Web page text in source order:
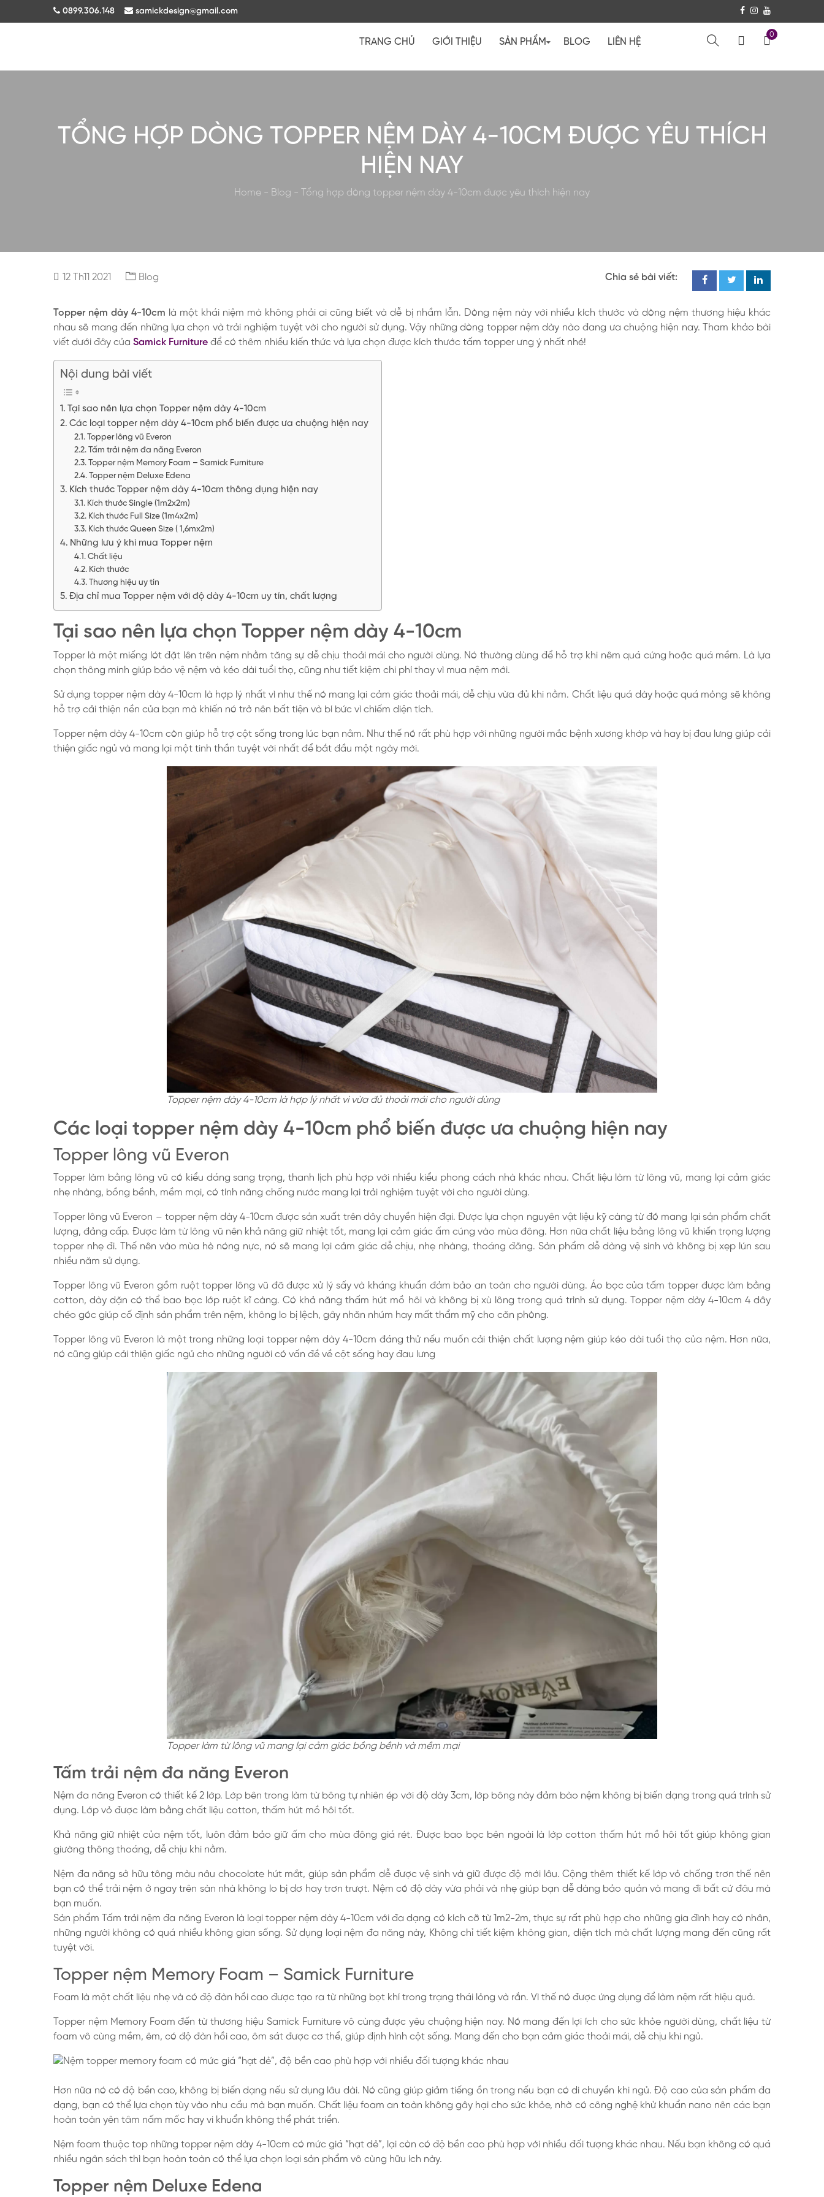
0899.306.148 samickdesign@gmail.com
TRANG CHỦ GIỚI THIỆU SẢN PHẨM BLOG LIÊN HỆ
0
TỔNG HỢP DÒNG TOPPER NỆM DÀY 4-10CM ĐƯỢC YÊU THÍCH
HIỆN NAY
Home - Blog - Tổng hợp dòng topper nệm dày 4-10cm được yêu thích hiện nay
12 Th11 2021 Blog Chia sẻ bài viết:
Topper nệm dày 4-10cm là một khái niệm mà không phải ai cũng biết và dễ bị nhầm lẫn. Dòng nệm này với nhiều kích thước và dòng nệm thương hiệu khác
nhau sẽ mang đến những lựa chọn và trải nghiệm tuyệt vời cho người sử dụng. Vậy những dòng topper nệm dày nào đang ưa chuộng hiện nay. Tham khảo bài
viết dưới đây của Samick Furniture để có thêm nhiều kiến thức và lựa chọn được kích thước tấm topper ưng ý nhất nhé!
Nội dung bài viết
Tại sao nên lựa chọn Topper nệm dày 4-10cm
Các loại topper nệm dày 4-10cm phổ biến được ưa chuộng hiện nay
Topper lông vũ Everon
Tấm trải nệm đa năng Everon
Topper nệm Memory Foam – Samick Furniture
Topper nệm Deluxe Edena
Kích thước Topper nệm dày 4-10cm thông dụng hiện nay
Kích thước Single (1m2x2m)
Kích thước Full Size (1m4x2m)
Kích thước Queen Size ( 1,6mx2m)
Những lưu ý khi mua Topper nệm
Chất liệu
Kích thước
Thương hiệu uy tín
Địa chỉ mua Topper nệm với độ dày 4-10cm uy tín, chất lượng
Tại sao nên lựa chọn Topper nệm dày 4-10cm
Topper là một miếng lót đặt lên trên nệm nhằm tăng sự dễ chịu thoải mái cho người dùng. Nó thường dùng để hỗ trợ khi nêm quá cứng hoặc quá mềm. Là lựa
chọn thông minh giúp bảo vệ nệm và kéo dài tuổi thọ, cũng như tiết kiệm chi phí thay vì mua nệm mới.
Sử dụng topper nệm dày 4-10cm là hợp lý nhất vì như thế nó mang lại cảm giác thoải mái, dễ chịu vừa đủ khi nằm. Chất liệu quá dày hoặc quá mỏng sẽ không
hỗ trợ cải thiện nền của bạn mà khiến nó trở nên bất tiện và bí bức vì chiếm diện tích.
Topper nệm dày 4-10cm còn giúp hỗ trợ cột sống trong lúc bạn nằm. Như thế nó rất phù hợp với những người mắc bệnh xương khớp và hay bị đau lưng giúp cải
thiện giấc ngủ và mang lại một tinh thần tuyệt vời nhất để bắt đầu một ngày mới.
Topper nệm dày 4-10cm là hợp lý nhất vì vừa đủ thoải mái cho người dùng
Các loại topper nệm dày 4-10cm phổ biến được ưa chuộng hiện nay
Topper lông vũ Everon
Topper làm bằng lông vũ có kiểu dáng sang trọng, thanh lịch phù hợp với nhiều kiểu phong cách nhà khác nhau. Chất liệu làm từ lông vũ, mang lại cảm giác
nhẹ nhàng, bồng bềnh, mềm mại, có tính năng chống nước mang lại trải nghiệm tuyệt vời cho người dùng.
Topper lông vũ Everon – topper nệm dày 4-10cm được sản xuất trên dây chuyền hiện đại. Được lựa chọn nguyên vật liệu kỹ càng từ đó mang lại sản phẩm chất
lượng, đảng cấp. Được làm từ lông vũ nên khả năng giữ nhiệt tốt, mang lại cảm giác ấm cúng vào mùa đông. Hơn nữa chất liệu bằng lông vũ khiến trọng lượng
topper nhẹ đi. Thế nên vào mùa hè nóng nực, nó sẽ mang lại cảm giác dễ chịu, nhẹ nhàng, thoáng đãng. Sản phẩm dễ dàng vệ sinh và không bị xẹp lún sau
nhiều năm sử dụng.
Topper lông vũ Everon gồm ruột topper lông vũ đã được xử lý sấy và kháng khuẩn đảm bảo an toàn cho người dùng. Áo bọc của tấm topper được làm bằng
cotton, dày dặn có thể bao bọc lớp ruột kĩ càng. Có khả năng thấm hút mồ hôi và không bị xù lông trong quá trình sử dụng. Topper nệm dày 4-10cm 4 dây
chéo góc giúp cố định sản phẩm trên nệm, không lo bị lệch, gây nhăn nhúm hay mất thẩm mỹ cho căn phòng.
Topper lông vũ Everon là một trong những loại topper nệm dày 4-10cm đáng thử nếu muốn cải thiện chất lượng nệm giúp kéo dài tuổi thọ của nệm. Hơn nữa,
nó cũng giúp cải thiện giấc ngủ cho những người có vấn đề về cột sống hay đau lưng
Topper làm từ lông vũ mang lại cảm giác bồng bềnh và mềm mại
Tấm trải nệm đa năng Everon
Nệm đa năng Everon có thiết kế 2 lớp. Lớp bên trong làm từ bông tự nhiên ép với độ dày 3cm, lớp bông này đảm bào nệm không bị biến dạng trong quá trình sử
dụng. Lớp vỏ được làm bằng chất liệu cotton, thấm hút mồ hôi tốt.
Khả năng giữ nhiệt của nệm tốt, luôn đảm bảo giữ ấm cho mùa đông giá rét. Được bao bọc bên ngoài là lớp cotton thấm hút mồ hôi tốt giúp không gian
giường thông thoáng, dễ chịu khi nằm.
Nệm đa năng sở hữu tông màu nâu chocolate hút mắt, giúp sản phẩm dễ được vệ sinh và giữ được độ mới lâu. Cộng thêm thiết kế lớp vỏ chống trơn thế nên
bạn có thể trải nệm ở ngay trên sàn nhà không lo bị dơ hay trơn trượt. Nệm có độ dày vừa phải và nhẹ giúp bạn dễ dàng bảo quản và mang đi bất cứ đâu mà
bạn muốn.
Sản phẩm Tấm trải nệm đa năng Everon là loại topper nệm dày 4-10cm với đa dạng có kích cỡ từ 1m2-2m, thực sự rất phù hợp cho những gia đình hay có nhân,
những người không có quá nhiều không gian sống. Sử dụng loại nệm đa năng này, Không chỉ tiết kiệm không gian, diện tích mà chất lượng mang đến cũng rất
tuyệt vời.
Topper nệm Memory Foam – Samick Furniture
Foam là một chất liệu nhẹ và có độ đàn hồi cao được tạo ra từ những bọt khí trong trạng thái lỏng và rắn. Vì thế nó được ứng dụng để làm nệm rất hiệu quả.
Topper nệm Memory Foam đến từ thương hiệu Samick Furniture vô cùng được yêu chuộng hiện nay. Nó mang đến lợi ích cho sức khỏe người dùng, chất liệu từ
foam vô cùng mềm, êm, có độ đàn hồi cao, ôm sát được cơ thể, giúp định hình cột sống. Mang đến cho bạn cảm giác thoải mái, dễ chịu khi ngủ.
Hơn nữa nó có độ bền cao, không bị biến dạng nếu sử dụng lâu dài. Nó cũng giúp giảm tiếng ồn trong nếu bạn có di chuyển khi ngủ. Độ cao của sản phẩm đa
dạng, bạn có thể lựa chọn tùy vào nhu cầu mà bạn muốn. Chất liệu foam an toàn không gây hại cho sức khỏe, nhờ có công nghệ khử khuẩn nano nên các bạn
hoàn toàn yên tâm nấm mốc hay vi khuẩn không thể phát triển.
Nệm foam thuộc top những topper nệm dày 4-10cm có mức giá “hạt dẻ”, lại còn có độ bền cao phù hợp với nhiều đối tượng khác nhau. Nếu bạn không có quá
nhiều ngân sách thì bạn hoàn toàn có thể lựa chọn loại sản phẩm vô cùng hữu ích này.
Topper nệm Deluxe Edena